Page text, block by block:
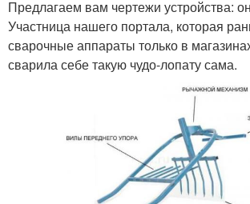
Предлагаем вам чертежи устройства:
Участница нашего портала, которая
сварочные аппараты только в
сварила себе такую чудо-лопату сама.